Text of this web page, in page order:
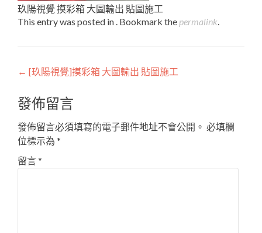
玖陽視覺 摸彩箱 大圖輸出 貼圖施工
This entry was posted in . Bookmark the permalink.
Post
navigation
← [玖陽視覺]摸彩箱 大圖輸出 貼圖施工
發佈留言
發佈留言必須填寫的電子郵件地址不會公開。 必填欄
位標示為 *
留言*